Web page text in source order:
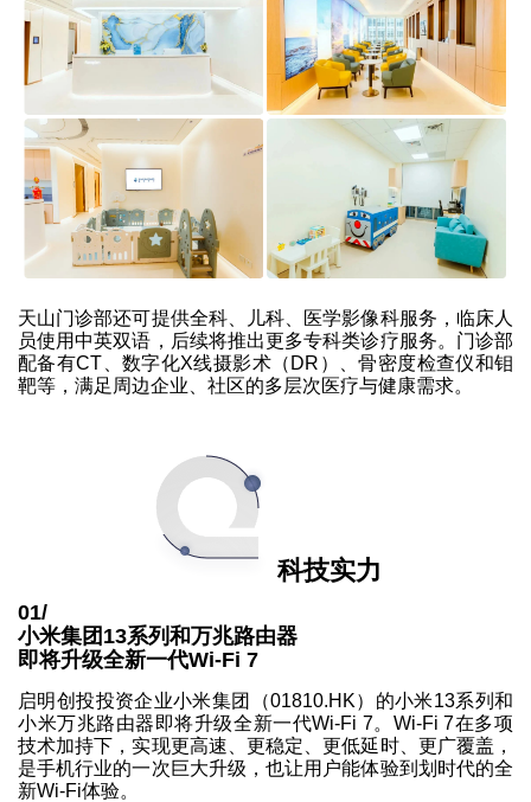
天山门诊部还可提供全科、儿科、医学影像科服务，临床人
员使用中英双语，后续将推出更多专科类诊疗服务。门诊部
配备有CT、数字化X线摄影术（DR）、骨密度检查仪和钼
靶等，满足周边企业、社区的多层次医疗与健康需求。
科技实力
01/
小米集团13系列和万兆路由器
即将升级全新一代Wi-Fi 7
启明创投投资企业小米集团（01810.HK）的小米13系列和
小米万兆路由器即将升级全新一代Wi-Fi 7。Wi-Fi 7在多项
技术加持下，实现更高速、更稳定、更低延时、更广覆盖，
是手机行业的一次巨大升级，也让用户能体验到划时代的全
新Wi-Fi体验。